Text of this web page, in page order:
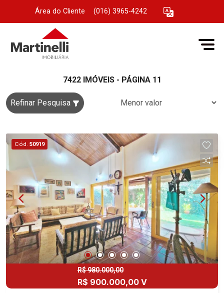
Área do Cliente (016) 3965-4242
7422 IMÓVEIS - PÁGINA 11
Refinar Pesquisa
Cód. 50919
R$ 980.000,00
R$ 900.000,00 V